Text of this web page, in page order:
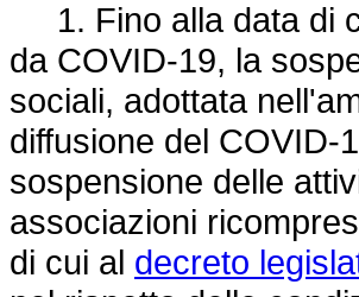
1. Fino alla data di
da COVID-19, la
sociali, adottata
diffusione del COVID-
sospensione delle
associazioni
di cui al decreto